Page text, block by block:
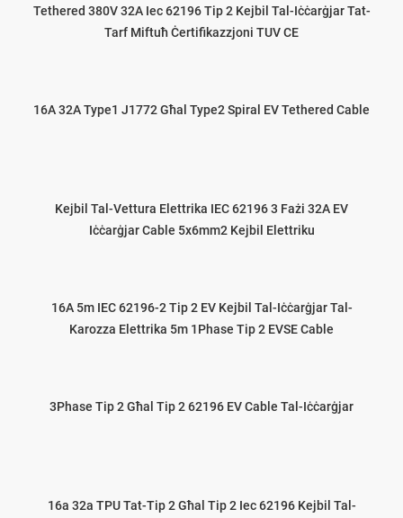
Tethered 380V 32A Iec 62196 Tip 2 Kejbil Tal-Iċċarġjar Tat-
Tarf Miftuħ Ċertifikazzjoni TUV CE
16A 32A Type1 J1772 Għal Type2 Spiral EV Tethered Cable
Kejbil Tal-Vettura Elettrika IEC 62196 3 Fażi 32A EV
Iċċarġjar Cable 5x6mm2 Kejbil Elettriku
16A 5m IEC 62196-2 Tip 2 EV Kejbil Tal-Iċċarġjar Tal-
Karozza Elettrika 5m 1Phase Tip 2 EVSE Cable
3Phase Tip 2 Għal Tip 2 62196 EV Cable Tal-Iċċarġjar
16a 32a TPU Tat-Tip 2 Għal Tip 2 Iec 62196 Kejbil Tal-